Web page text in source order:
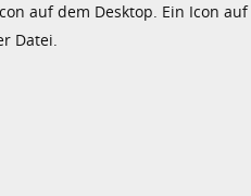
auf dem Desktop. Ein Icon
Datei.